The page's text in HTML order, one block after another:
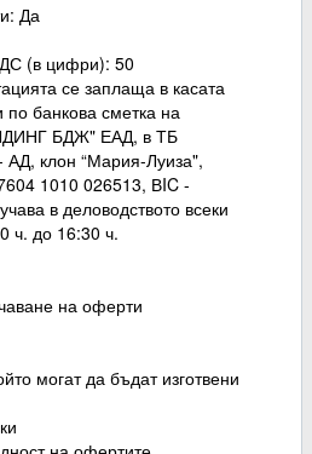
Да
(в цифри): 50
се заплаща в касата
банкова сметка на
БДЖ" ЕАД, в ТБ
АД, клон “Мария-Луиза",
1010 026513, ВIC -
в деловодството всеки
ч. до 16:30 ч.
на оферти
могат да бъдат изготвени